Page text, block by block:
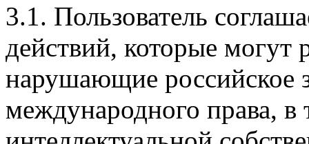
3.1. Пользователь
действий, которые могут
нарушающие российское
международного права, в